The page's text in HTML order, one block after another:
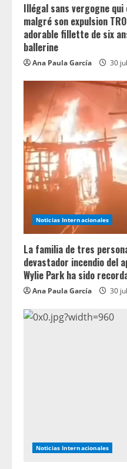
Illégal sans vergogne
malgré son expulsion
adorable fillette de six
ballerine
Ana Paula García 30
Noticias Internacionales
La familia de tres
devastador incendio del
Wylie Park ha sido
Ana Paula García 30
Noticias Internacionales